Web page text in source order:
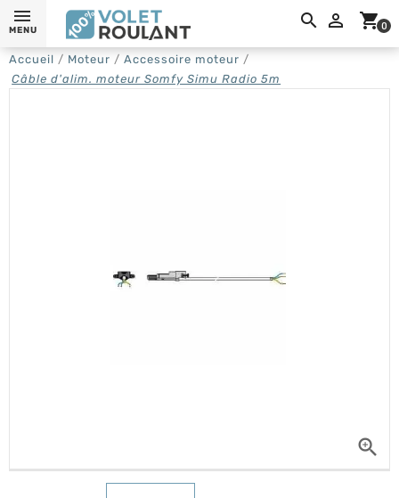
 shopping_cart0
MENU
Accueil Moteur
Accessoire moteur
Câble d'alim. moteur Somfy Simu Radio 5m
